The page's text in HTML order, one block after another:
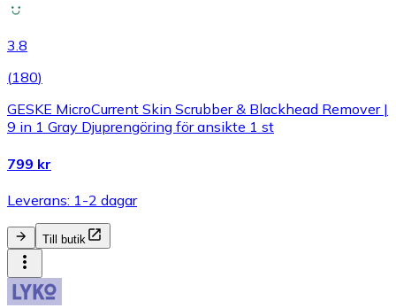
3.8
(180)
GESKE MicroCurrent Skin Scrubber & Blackhead Remover |
9 in 1 Gray Djuprengöring för ansikte 1 st
799 kr
Leverans: 1-2 dagar
Till butik